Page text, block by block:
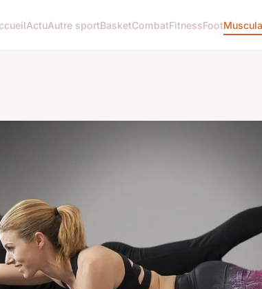
ActuAutre sportBasketCombatFitnessFoot